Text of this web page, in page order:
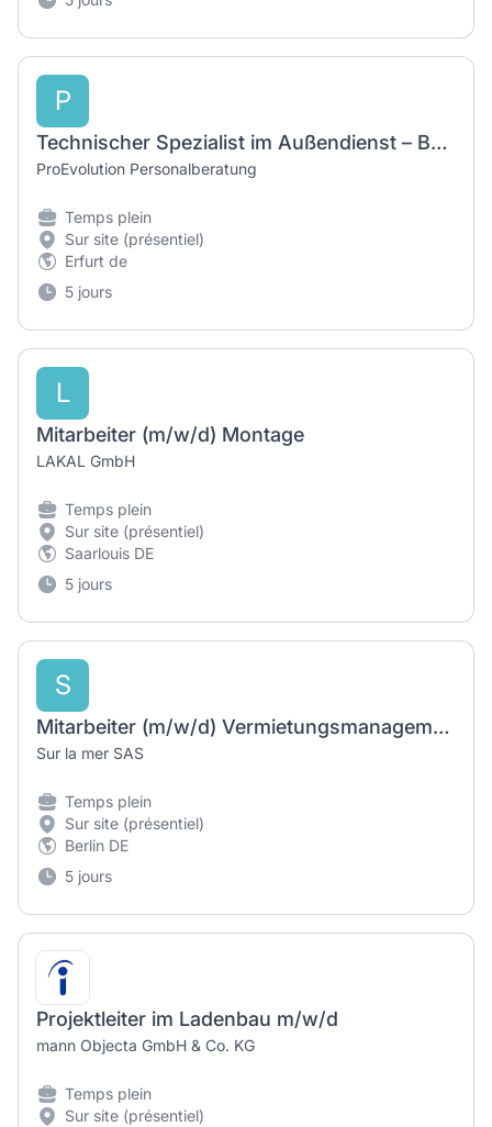
P
Technischer Spezialist im Außendienst – Bäckereitechnik und Serviceentwicklung (m/w/d)
ProEvolution Personalberatung
Temps plein
Sur site (présentiel)
Erfurt de
5 jours
L
Mitarbeiter (m/w/d) Montage
LAKAL GmbH
Temps plein
Sur site (présentiel)
Saarlouis DE
5 jours
S
Mitarbeiter (m/w/d) Vermietungsmanagement & Gästeservice
Sur la mer SAS
Temps plein
Sur site (présentiel)
Berlin DE
5 jours
Projektleiter im Ladenbau m/w/d
mann Objecta GmbH & Co. KG
Temps plein
Sur site (présentiel)